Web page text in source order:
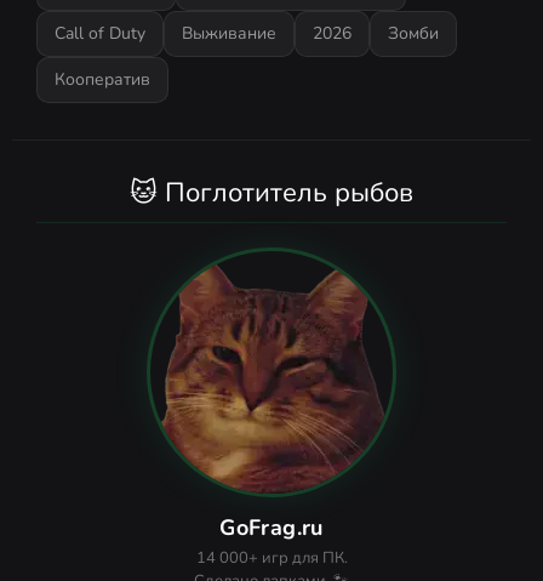
Call of Duty
Выживание 2026
Зомби
Кооператив
🐱 Поглотитель рыбов
GoFrag.ru
14 000+ игр для ПК.